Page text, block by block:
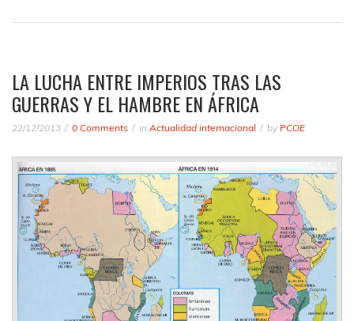
LA LUCHA ENTRE IMPERIOS TRAS LAS
GUERRAS Y EL HAMBRE EN ÁFRICA
22/12/2013 0 Comments in Actualidad internacional by PCOE